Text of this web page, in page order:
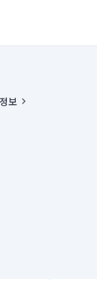
보
로구 율곡로 6(중학동
로구 수송동 율곡로 24,
한 의무와 책임은 거래
Inc. All Rights